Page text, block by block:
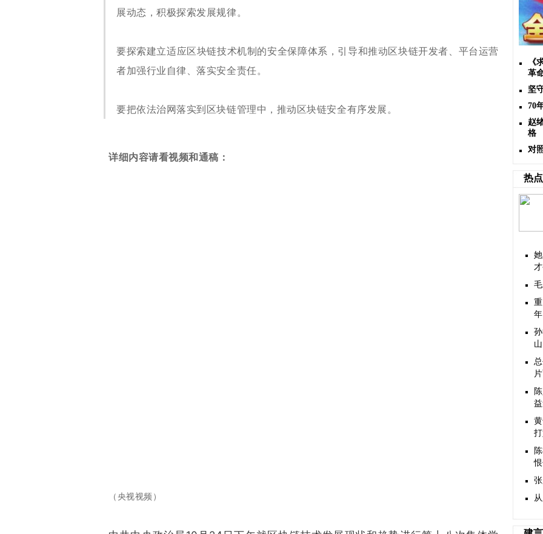
展动态，积极探索发展规律。
要探索建立适应区块链技术机制的安全保障体系，引导和推动区块链开发者、平台运营
者加强行业自律、落实安全责任。
要把依法治网落实到区块链管理中，推动区块链安全有序发展。
详细内容请看视频和通稿：
（央视视频）
《
革
坚
70
赵
格
对
热